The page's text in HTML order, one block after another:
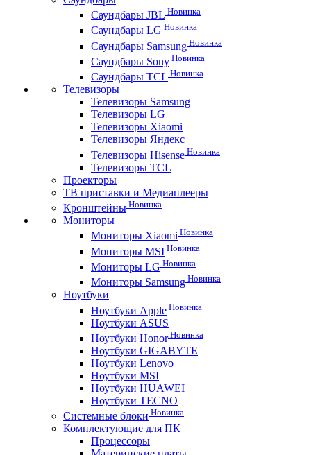
Саундбары JBL Новинка
Саундбары LG Новинка
Саундбары Samsung Новинка
Саундбары Sony Новинка
Саундбары TCL Новинка
Телевизоры
Телевизоры Samsung
Телевизоры LG
Телевизоры Xiaomi
Телевизоры Яндекс
Телевизоры Hisense Новинка
Телевизоры TCL
Проекторы
ТВ приставки и Медиаплееры
Кронштейны Новинка
Мониторы
Мониторы Xiaomi Новинка
Мониторы MSI Новинка
Мониторы LG Новинка
Мониторы Samsung Новинка
Ноутбуки
Ноутбуки Apple Новинка
Ноутбуки ASUS
Ноутбуки HonorНовинка
Ноутбуки GIGABYTE
Ноутбуки Lenovo
Ноутбуки MSI
Ноутбуки HUAWEI
Ноутбуки TECNO
Системные блоки Новинка
Комплектующие для ПК
Процессоры